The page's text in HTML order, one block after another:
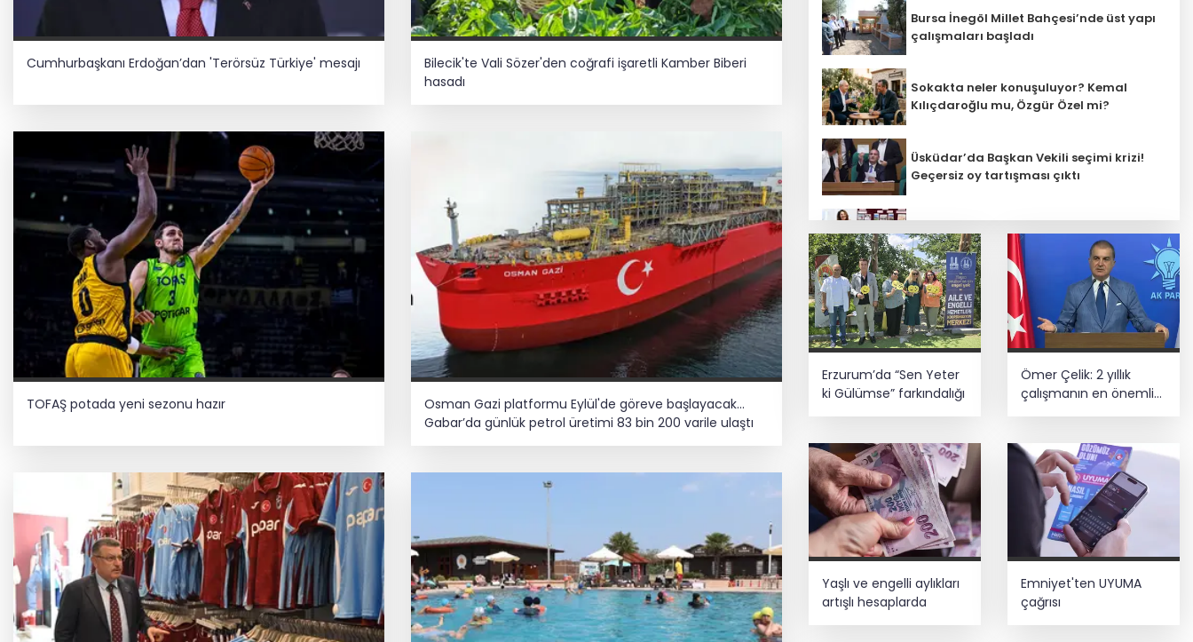
Cumhurbaşkanı Erdoğan’dan 'Terörsüz Türkiye' mesajı
Bilecik'te Vali Sözer'den coğrafi işaretli Kamber Biberi
hasadı
TOFAŞ potada yeni sezonu hazır
Osman Gazi platformu Eylül'de göreve başlayacak...
Gabar’da günlük petrol üretimi 83 bin 200 varile ulaştı
Bursa İnegöl Millet Bahçesi’nde üst yapı
çalışmaları başladı
Sokakta neler konuşuluyor? Kemal
Kılıçdaroğlu mu, Özgür Özel mi?
Üsküdar’da Başkan Vekili seçimi krizi!
Geçersiz oy tartışması çıktı
açıklandı
ATSO’dan Cumhuriyet Başsavcısı
Yusufoğlu’na hayırlı olsun ziyareti
Başkan Aydın, Osmangazi Doğancı’da
talepleri dinledi
projelerinde BIM ve e-PYS zorunluluğu
geliyor
Erzurum’da “Sen Yeter
ki Gülümse” farkındalığı
Ömer Çelik: 2 yıllık
çalışmanın en önemli
Yaşlı ve engelli aylıkları
artışlı hesaplarda
Emniyet'ten UYUMA
çağrısı